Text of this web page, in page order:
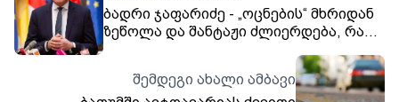
ბადრი ჯაფარიძე - „ოცნების“ მხრიდან
ზეწოლა და შანტაჟი ძლიერდება, რაც
ქვეყანაში ცვლილებები გარდაუვალია
შემდეგი ახალი ამბავი